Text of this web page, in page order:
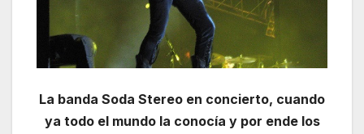
La banda Soda Stereo en concierto, cuando
ya todo el mundo la conocía y por ende los